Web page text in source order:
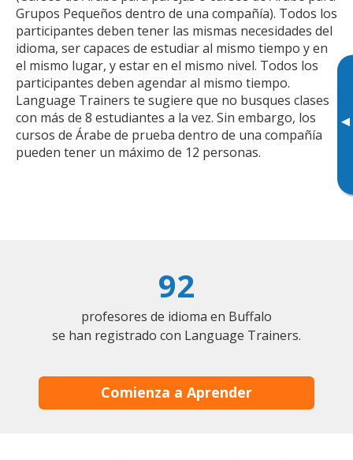
▸
Grupos Pequeños dentro de una compañía). Todos los
participantes deben tener las mismas necesidades del
idioma, ser capaces de estudiar al mismo tiempo y en
el mismo lugar, y estar en el mismo nivel. Todos los
participantes deben agendar al mismo tiempo.
Language Trainers te sugiere que no busques clases
con más de 8 estudiantes a la vez. Sin embargo, los
cursos de Árabe de prueba dentro de una compañía
pueden tener un máximo de 12 personas.
92
profesores de idioma en Buffalo
se han registrado con Language Trainers.
Comienza a Aprender